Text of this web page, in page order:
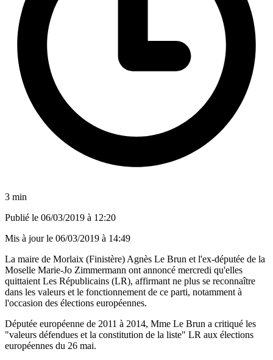
3 min
Publié le 06/03/2019 à 12:20
Mis à jour le 06/03/2019 à 14:49
La maire de Morlaix (Finistère) Agnès Le Brun et l'ex-députée de la
Moselle Marie-Jo Zimmermann ont annoncé mercredi qu'elles
quittaient Les Républicains (LR), affirmant ne plus se reconnaître
dans les valeurs et le fonctionnement de ce parti, notamment à
l'occasion des élections européennes.
Députée européenne de 2011 à 2014, Mme Le Brun a critiqué les
"valeurs défendues et la constitution de la liste" LR aux élections
européennes du 26 mai.